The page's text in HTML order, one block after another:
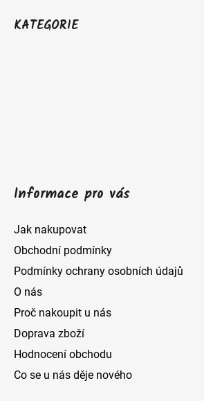
KATEGORIE
Informace pro vás
Jak nakupovat
Obchodní podmínky
Podmínky ochrany osobních údajů
O nás
Proč nakoupit u nás
Doprava zboží
Hodnocení obchodu
Co se u nás děje nového